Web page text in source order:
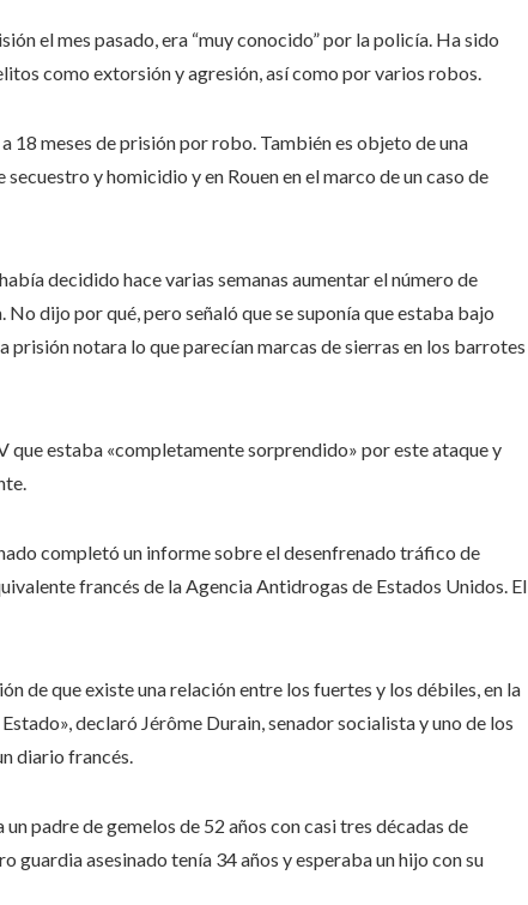
el mes pasado, era “muy conocido” por la policía. Ha sido
como extorsión y agresión, así como por varios robos.
18 meses de prisión por robo. También es objeto de una
y homicidio y en Rouen en el marco de un caso de
decidido hace varias semanas aumentar el número de
dijo por qué, pero señaló que se suponía que estaba bajo
notara lo que parecían marcas de sierras en los barrotes
estaba «completamente sorprendido» por este ataque y
completó un informe sobre el desenfrenado tráfico de
francés de la Agencia Antidrogas de Estados Unidos. El
de que existe una relación entre los fuertes y los débiles, en la
declaró Jérôme Durain, senador socialista y uno de los
diario francés.
padre de gemelos de 52 años con casi tres décadas de
asesinado tenía 34 años y esperaba un hijo con su